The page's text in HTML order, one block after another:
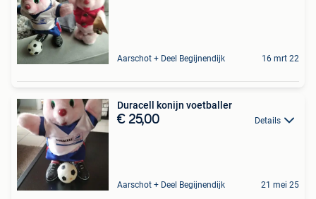
Aarschot + Deel Begijnendijk 16 mrt 22
Duracell konijn voetballer
€ 25,00 Details
Aarschot + Deel Begijnendijk 21 mei 25